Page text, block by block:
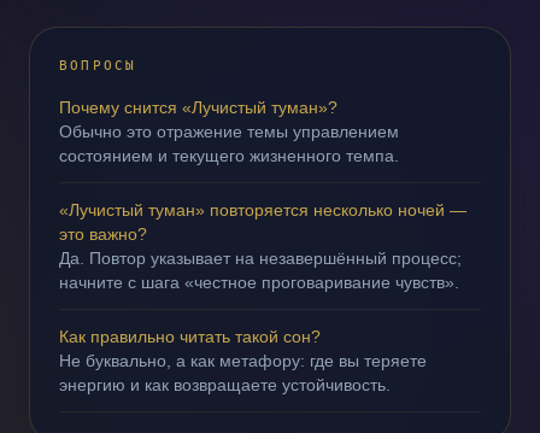
ВОПРОСЫ
Почему снится «Лучистый туман»?
Обычно это отражение темы управлением
состоянием и текущего жизненного темпа.
«Лучистый туман» повторяется несколько ночей —
это важно?
Да. Повтор указывает на незавершённый процесс;
начните с шага «честное проговаривание чувств».
Как правильно читать такой сон?
Не буквально, а как метафору: где вы теряете
энергию и как возвращаете устойчивость.